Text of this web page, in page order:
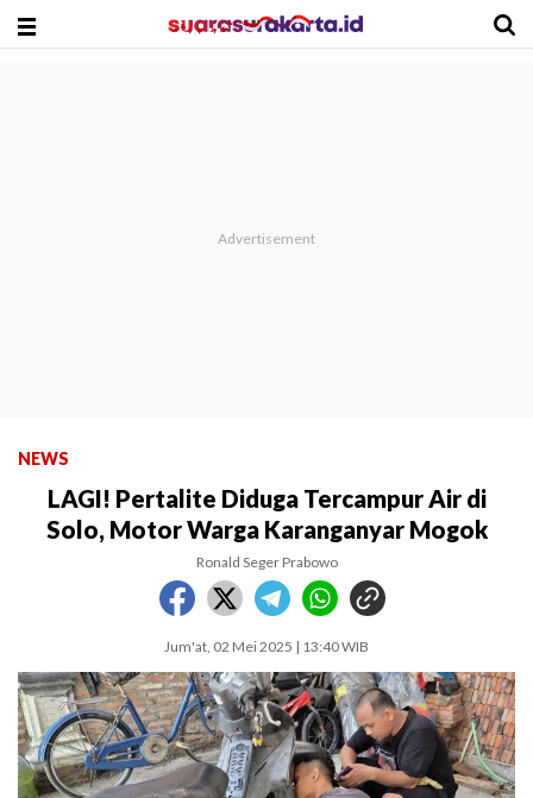
NEWS
LAGI! Pertalite Diduga Tercampur Air di
Solo, Motor Warga Karanganyar Mogok
Ronald Seger Prabowo
Jum'at, 02 Mei 2025 | 13:40 WIB